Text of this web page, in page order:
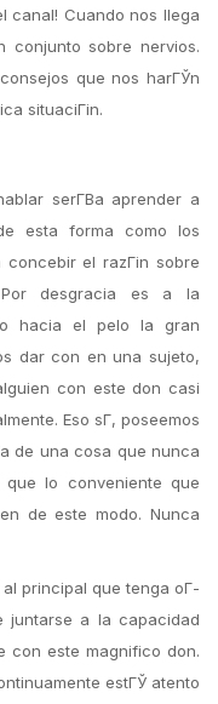
canal! Cuando nos llega
conjunto sobre nervios.
que nos harГЎn
situaciГіn.
serГ­В­a aprender a
esta forma como los
el razГіn sobre
Por desgracia es a la
hacia el pelo la gran
dar con en una sujeto,
con este don casi
Eso sГ­, poseemos
de una cosa que nunca
lo conveniente que
de este modo. Nunca
principal que tenga oГ­
juntarse a la capacidad
con este magnifico don.
estГЎ atento